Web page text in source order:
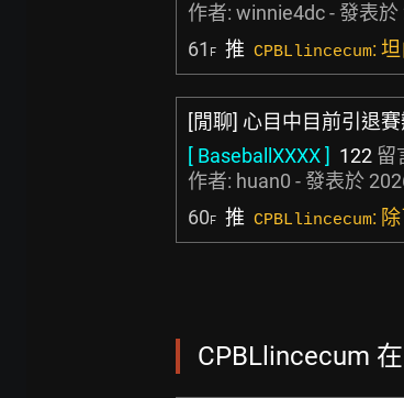
作者: winnie4dc- 發表於
61 F 推 CPBLlincecum:
[閒聊] 心目中目前引退
[ BaseballXXXX ] 122 留
作者: huan0 - 發表於
60F 推 CPBLlincecum:
CPBLlincecum